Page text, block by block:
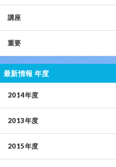
講座
重要
最新情報 年度
2014年度
2013年度
2015年度